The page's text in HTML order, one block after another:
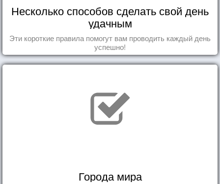
Несколько способов сделать свой день
удачным
Эти короткие правила помогут вам проводить каждый день
успешно!
Города мира